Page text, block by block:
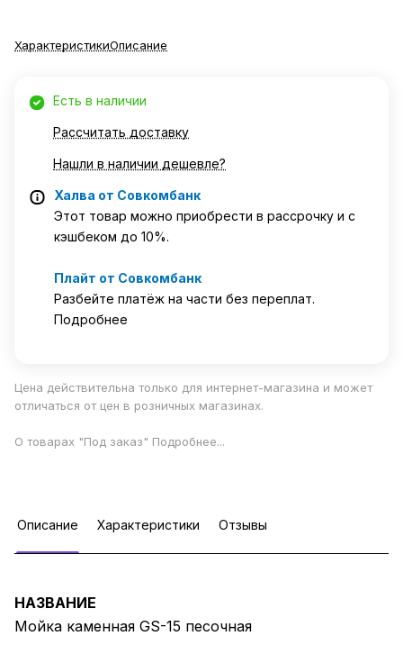
ХарактеристикиОписание
Есть в наличии
Рассчитать доставку
Нашли в наличии дешевле?
Халва от Совкомбанк
Этот товар можно приобрести в рассрочку и с
кэшбеком до 10%.
Плайт от Совкомбанк
Разбейте платёж на части без переплат.
Подробнее
Цена действительна только для интернет-магазина и может
отличаться от цен в розничных магазинах.
О товарах "Под заказ" Подробнее...
Описание Характеристики Отзывы
НАЗВАНИЕ
Мойка каменная GS-15 песочная